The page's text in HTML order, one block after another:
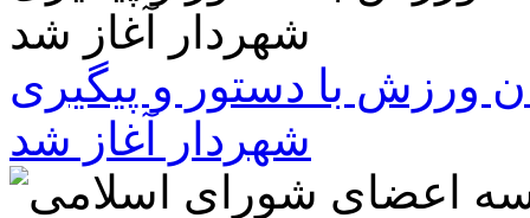
ورزش با دستور و پیگیری
شهردار آغاز شد